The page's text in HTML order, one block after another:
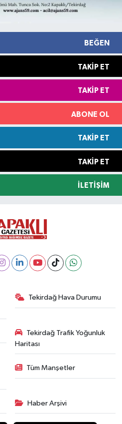
BEĞEN
TAKIP ET
TAKIP ET
ABONE OL
TAKIP ET
TAKIP ET
İLETIŞIM
Tekirdağ Hava Durumu
Tekirdağ Trafik Yoğunluk
Haritası
Tüm Manşetler
Haber Arşivi